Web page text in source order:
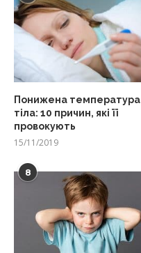
Понижена температура
тіла: 10 причин, які її
провокують
15/11/2019
8